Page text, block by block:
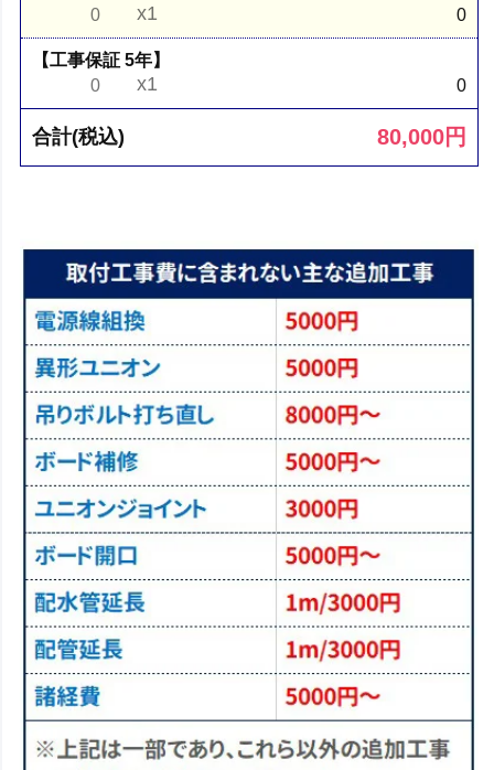
0
x1 0
【工事保証 5年】
0
x1 0
合計(税込) 80,000円